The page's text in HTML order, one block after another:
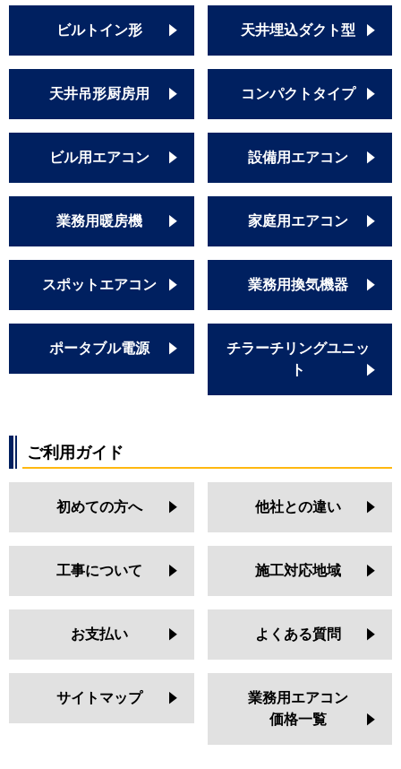
ビルトイン形 天井埋込ダクト型
天井吊形厨房用 コンパクトタイプ
ビル用エアコン 設備用エアコン
業務用暖房機 家庭用エアコン
スポットエアコン 業務用換気機器
ポータブル電源
チラーチリングユニッ
ト
ご利用ガイド
初めての方へ 他社との違い
工事について 施工対応地域
お支払い よくある質問
サイトマップ
業務用エアコン
価格一覧